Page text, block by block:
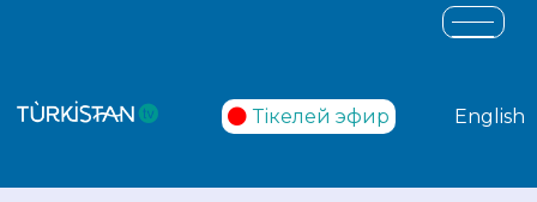
Тікелей эфир English